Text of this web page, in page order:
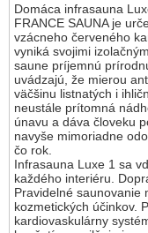
Domáca infrasauna
FRANCE SAUNA je
vzácneho červeného
vyniká svojimi
saune príjemnú
uvádzajú, že mierou
väčšinu listnatých i
neustále prítomná
únavu a dáva človeku
navyše mimoriadne
čo rok.
Infrasauna Luxe 1 sa
každého interiéru.
Pravidelné saunovanie
kozmetických účinkov.
kardiovaskulárny